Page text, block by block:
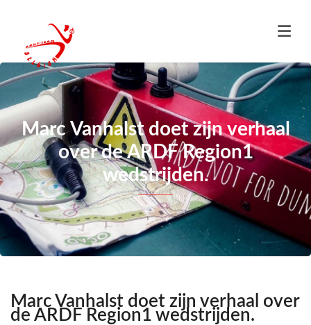
Marc Vanhalst doet zijn verhaal
over de ARDF Region1
wedstrijden.
Marc Vanhalst doet zijn verhaal over
de ARDF Region1 wedstrijden.